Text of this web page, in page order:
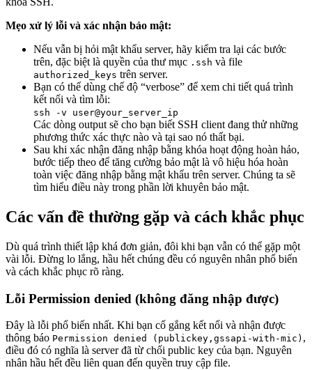
Mẹo xử lý lỗi và xác nhận bảo mật:
Nếu vẫn bị hỏi mật khẩu server, hãy kiểm tra lại các bước
trên, đặc biệt là quyền của thư mục .ssh và file
authorized_keys trên server.
Bạn có thể dùng chế độ “verbose” để xem chi tiết quá trình
kết nối và tìm lỗi:
ssh -v user@your_server_ip
Các dòng output sẽ cho bạn biết SSH client đang thử những
phương thức xác thực nào và tại sao nó thất bại.
Sau khi xác nhận đăng nhập bằng khóa hoạt động hoàn hảo,
bước tiếp theo để tăng cường bảo mật là vô hiệu hóa hoàn
toàn việc đăng nhập bằng mật khẩu trên server. Chúng ta sẽ
tìm hiểu điều này trong phần lời khuyên bảo mật.
Các vấn đề thường gặp và cách khắc phục
Dù quá trình thiết lập khá đơn giản, đôi khi bạn vẫn có thể gặp một
vài lỗi. Đừng lo lắng, hầu hết chúng đều có nguyên nhân phổ biến
và cách khắc phục rõ ràng.
Lỗi Permission denied (không đăng nhập được)
Đây là lỗi phổ biến nhất. Khi bạn cố gắng kết nối và nhận được
thông báo Permission denied (publickey,gssapi-with-mic) ,
điều đó có nghĩa là server đã từ chối public key của bạn. Nguyên
nhân hầu hết đều liên quan đến quyền truy cập file.